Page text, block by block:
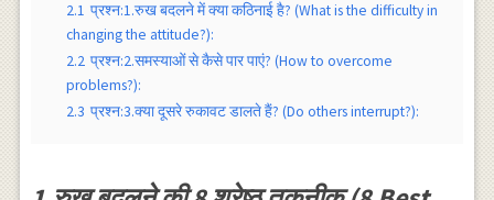
2.1 प्रश्न:1.रुख बदलने में क्या कठिनाई है? (What is the difficulty in
changing the attitude?):
2.2 प्रश्न:2.समस्याओं से कैसे पार पाएं? (How to overcome
problems?):
2.3 प्रश्न:3.क्या दूसरे रुकावट डालते हैं? (Do others interrupt?):